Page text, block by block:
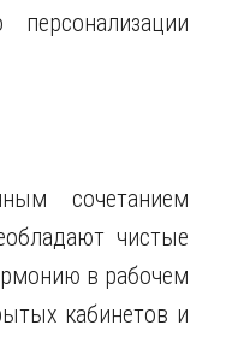
сочетанием
чистые
в рабочем
кабинетов и